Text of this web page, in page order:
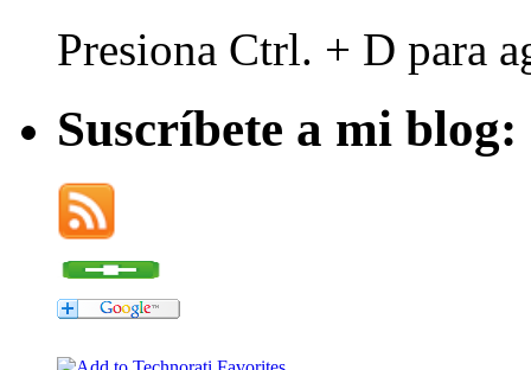
Presiona Ctrl. + D para
Suscríbete a mi blog: